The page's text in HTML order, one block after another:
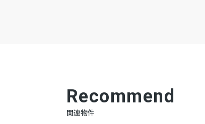
Recommend
関連物件